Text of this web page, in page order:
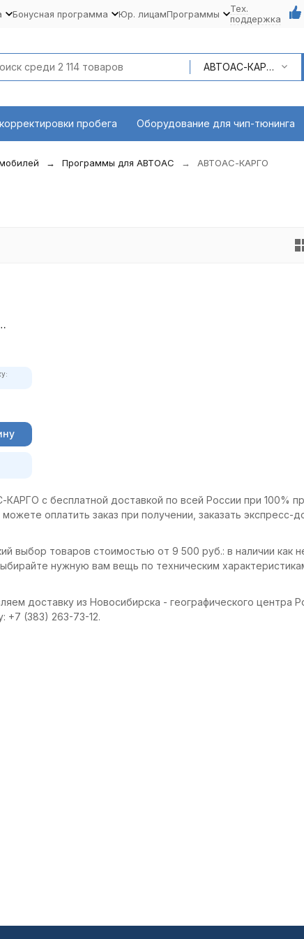
Бонусная программа Юр. лицамПрограммы
Тех.
поддержка
АВТОАС-КАРГО
пробега Оборудование для чип-тюнинга
Программы для АВТОАС АВТОАС-КАРГО
с бесплатной доставкой по всей России при 100%
оплатить заказ при получении, заказать экспресс-
выбор товаров стоимостью от 9 500 руб.: в наличии как
нужную вам вещь по техническим
доставку из Новосибирска - географического центра
+7 (383) 263-73-12.